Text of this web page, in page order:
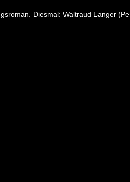
Diesmal: Waltraud Langer